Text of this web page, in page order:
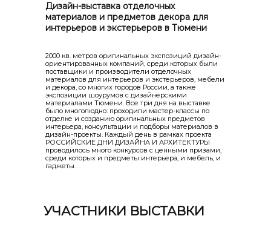
Дизайн-выставка отделочных
материалов и предметов декора для
интерьеров и экстерьеров в Тюмени
2000 кв. метров оригинальных экспозиций дизайн-
ориентированных компаний, среди которых были
поставщики и производители отделочных
материалов для интерьеров и экстерьеров, мебели
и декора, со многих городов России, а также
экспозиции шоурумов с дизайнерскими
материалами Тюмени. Все три дня на выставке
было многолюдно: проходили мастер-классы по
отделке и созданию оригинальных предметов
интерьера, консультации и подборы материалов в
дизайн-проекты. Каждый день в рамках проекта
РОССИЙСКИЕ ДНИ ДИЗАЙНА И АРХИТЕКТУРЫ
проводилось много конкурсов с ценными призами,
среди которых и предметы интерьера, и мебель, и
гаджеты.
УЧАСТНИКИ ВЫСТАВКИ